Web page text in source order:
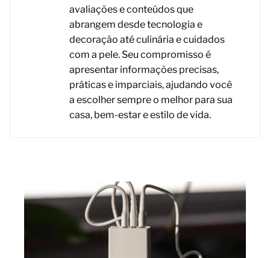
avaliações e conteúdos que
abrangem desde tecnologia e
decoração até culinária e cuidados
com a pele. Seu compromisso é
apresentar informações precisas,
práticas e imparciais, ajudando você
a escolher sempre o melhor para sua
casa, bem-estar e estilo de vida.